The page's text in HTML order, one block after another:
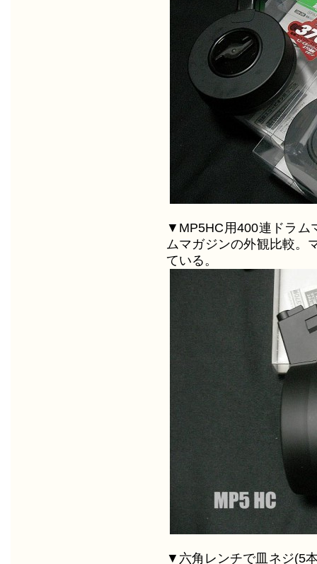
▼MP5HC用400連ドラム
ムマガジンの外観比較。
ている。
▼六角レンチで皿ネジ(5